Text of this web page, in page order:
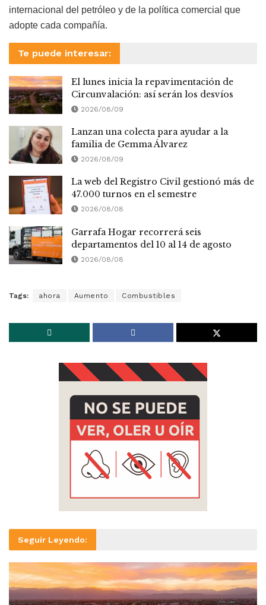
internacional del petróleo y de la política comercial que
adopte cada compañía.
Te puede interesar:
El lunes inicia la repavimentación de
Circunvalación: así serán los desvíos
2026/08/09
Lanzan una colecta para ayudar a la
familia de Gemma Álvarez
2026/08/09
La web del Registro Civil gestionó más de
47.000 turnos en el semestre
2026/08/08
Garrafa Hogar recorrerá seis
departamentos del 10 al 14 de agosto
2026/08/08
Tags: ahora Aumento Combustibles
Seguir Leyendo: